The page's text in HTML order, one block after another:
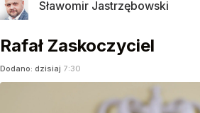
Sławomir Jastrzębowski
Rafał Zaskoczyciel
Dodano: dzisiaj 7:30